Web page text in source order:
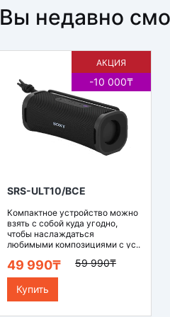
Вы недавно
АКЦИЯ
-10 000₸
SRS-ULT10/BCE
Компактное устройство можно
взять с собой куда угодно,
чтобы наслаждаться
любимыми композициями с ус..
49 990₸ 59 990₸
Купить